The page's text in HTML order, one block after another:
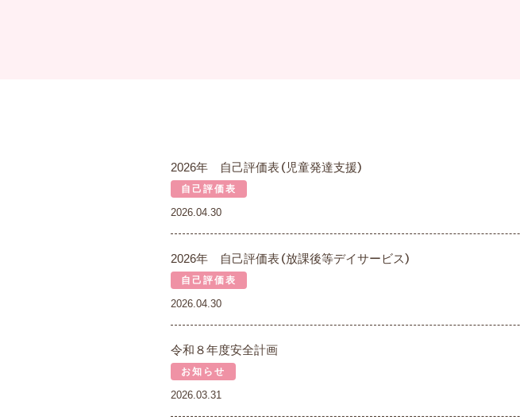
2026年 自己評価表（児童発達支援）
自己評価表
2026.04.30
2026年 自己評価表（放課後等デイサービス）
自己評価表
2026.04.30
令和８年度安全計画
お知らせ
2026.03.31